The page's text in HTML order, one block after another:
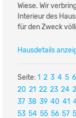
Wiese. Wir
Interieur des
für den Zweck
Hausdetails
Seite: 1 2 3 4 5 6
20 21 22 23 24
37 38 39 40 41
53 54 55 56 57